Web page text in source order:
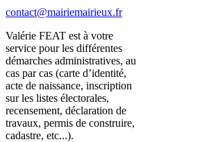
contact@mairiemairieux.fr
Valérie FEAT est à votre
service pour les différentes
démarches administratives, au
cas par cas (carte d’identité,
acte de naissance, inscription
sur les listes électorales,
recensement, déclaration de
travaux, permis de construire,
cadastre, etc...).